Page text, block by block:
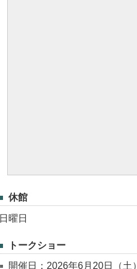
休館
日曜日
トークショー
開催日：2026年6月20日（土